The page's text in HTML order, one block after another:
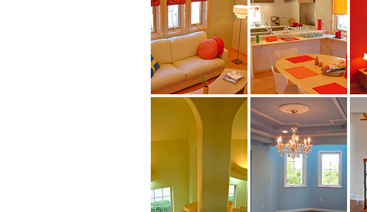
北欧スタイル 北欧スタイル